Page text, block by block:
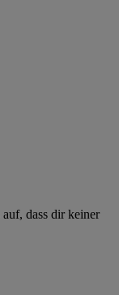
dass dir keiner